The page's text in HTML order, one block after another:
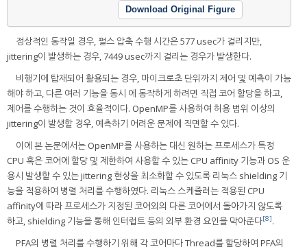
Download Original Figure
정상적인 동작일 경우, 펄스 압축 수행 시간은 577 usec가 걸리지만,
jittering이 발생하는 경우, 7449 usec까지 걸리는 경우가 발생한다.
비행기에 탑재되어 활용되는 경우, 마이크로초 단위까지 제어 및 예측이 가능
해야 하고, 다른 여러 기능을 동시 에 동작하게 하려면 직접 코어 할당을 하고,
제어를 수행하는 것이 효율적이다. OpenMP를 사용하여 허용 범위 이상의
jittering이 발생할 경우, 예측하기 어려운 문제에 직면할 수 있다.
이에 본 논문에서는 OpenMP를 사용하는 대신 원하는 프로세스가 특정
CPU 혹은 코어에 할당 및 제한하여 사용할 수 있는 CPU affinity 기능과 OS 운
용시 발생할 수 있는 jittering 현상을 최소화할 수 있도록 리눅스 shielding 기
능을 적용하여 병렬 처리를 수행하였다. 리눅스 스케쥴러는 적용된 CPU
affinity에 따라 프로세스가 지정된 코어외의 다른 코어에서 돌아가지 않도록
하고, shielding 기능을 통해 인터럽트 등의 외부 환경 요인을 막아준다[8].
PFA의 병렬 처리를 수행하기 위해 각 코어마다 Thread를 할당하여 PFA의